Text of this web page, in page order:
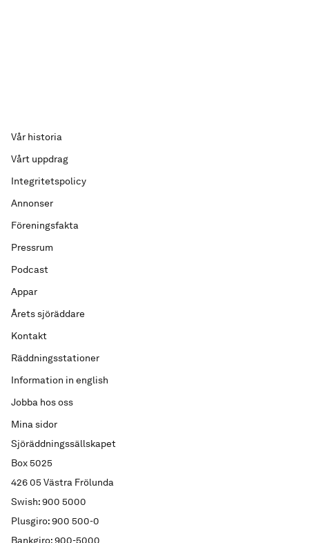
Sjöräddningssällskapet
Box 5025
426 05 Västra Frölunda
Swish: 900 5000
Plusgiro: 900 500-0
Bankgiro: 900-5000
Vår historia
Vårt uppdrag
Integritetspolicy
Annonser
Föreningsfakta
Pressrum
Podcast
Appar
Årets sjöräddare
Kontakt
Räddningsstationer
Information in english
Jobba hos oss
Mina sidor